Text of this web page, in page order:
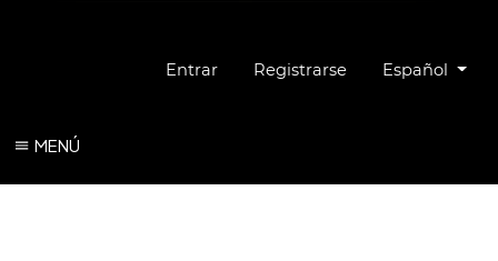
Entrar Registrarse Cambiar el
Español
MENÚ